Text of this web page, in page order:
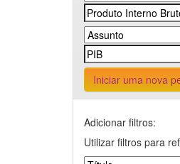
Iniciar uma nova
Adicionar filtros:
Utilizar filtros para